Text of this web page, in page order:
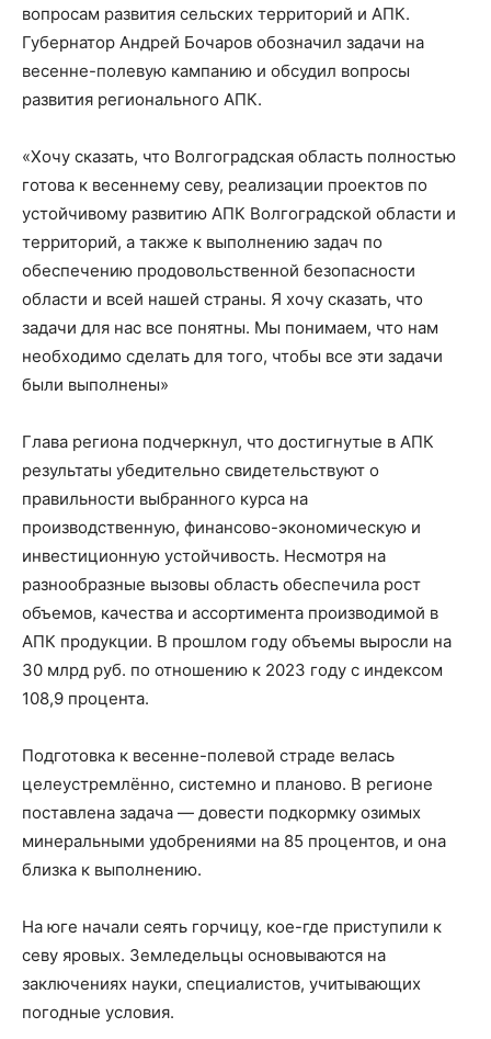
вопросам развития сельских территорий и АПК.
Губернатор Андрей Бочаров обозначил задачи на
весенне-полевую кампанию и обсудил вопросы
развития регионального АПК.
«Хочу сказать, что Волгоградская область полностью
готова к весеннему севу, реализации проектов по
устойчивому развитию АПК Волгоградской области и
территорий, а также к выполнению задач по
обеспечению продовольственной безопасности
области и всей нашей страны. Я хочу сказать, что
задачи для нас все понятны. Мы понимаем, что нам
необходимо сделать для того, чтобы все эти задачи
были выполнены»
Глава региона подчеркнул, что достигнутые в АПК
результаты убедительно свидетельствуют о
правильности выбранного курса на
производственную, финансово-экономическую и
инвестиционную устойчивость. Несмотря на
разнообразные вызовы область обеспечила рост
объемов, качества и ассортимента производимой в
АПК продукции. В прошлом году объемы выросли на
30 млрд руб. по отношению к 2023 году с индексом
108,9 процента.
Подготовка к весенне-полевой страде велась
целеустремлённо, системно и планово. В регионе
поставлена задача — довести подкормку озимых
минеральными удобрениями на 85 процентов, и она
близка к выполнению.
На юге начали сеять горчицу, кое-где приступили к
севу яровых. Земледельцы основываются на
заключениях науки, специалистов, учитывающих
погодные условия.